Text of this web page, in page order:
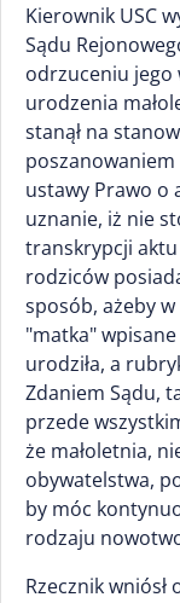
Kierownik USC
Sądu
odrzuceniu jego
urodzenia
stanął na
ustawy Prawo o
uznanie, iż nie
transkrypcji
rodziców
sposób, ażeby
"matka"
urodziła, a
Zdaniem Sądu,
przede
że małoletnia,
obywatelstwa,
by móc
rodzaju
Rzecznik